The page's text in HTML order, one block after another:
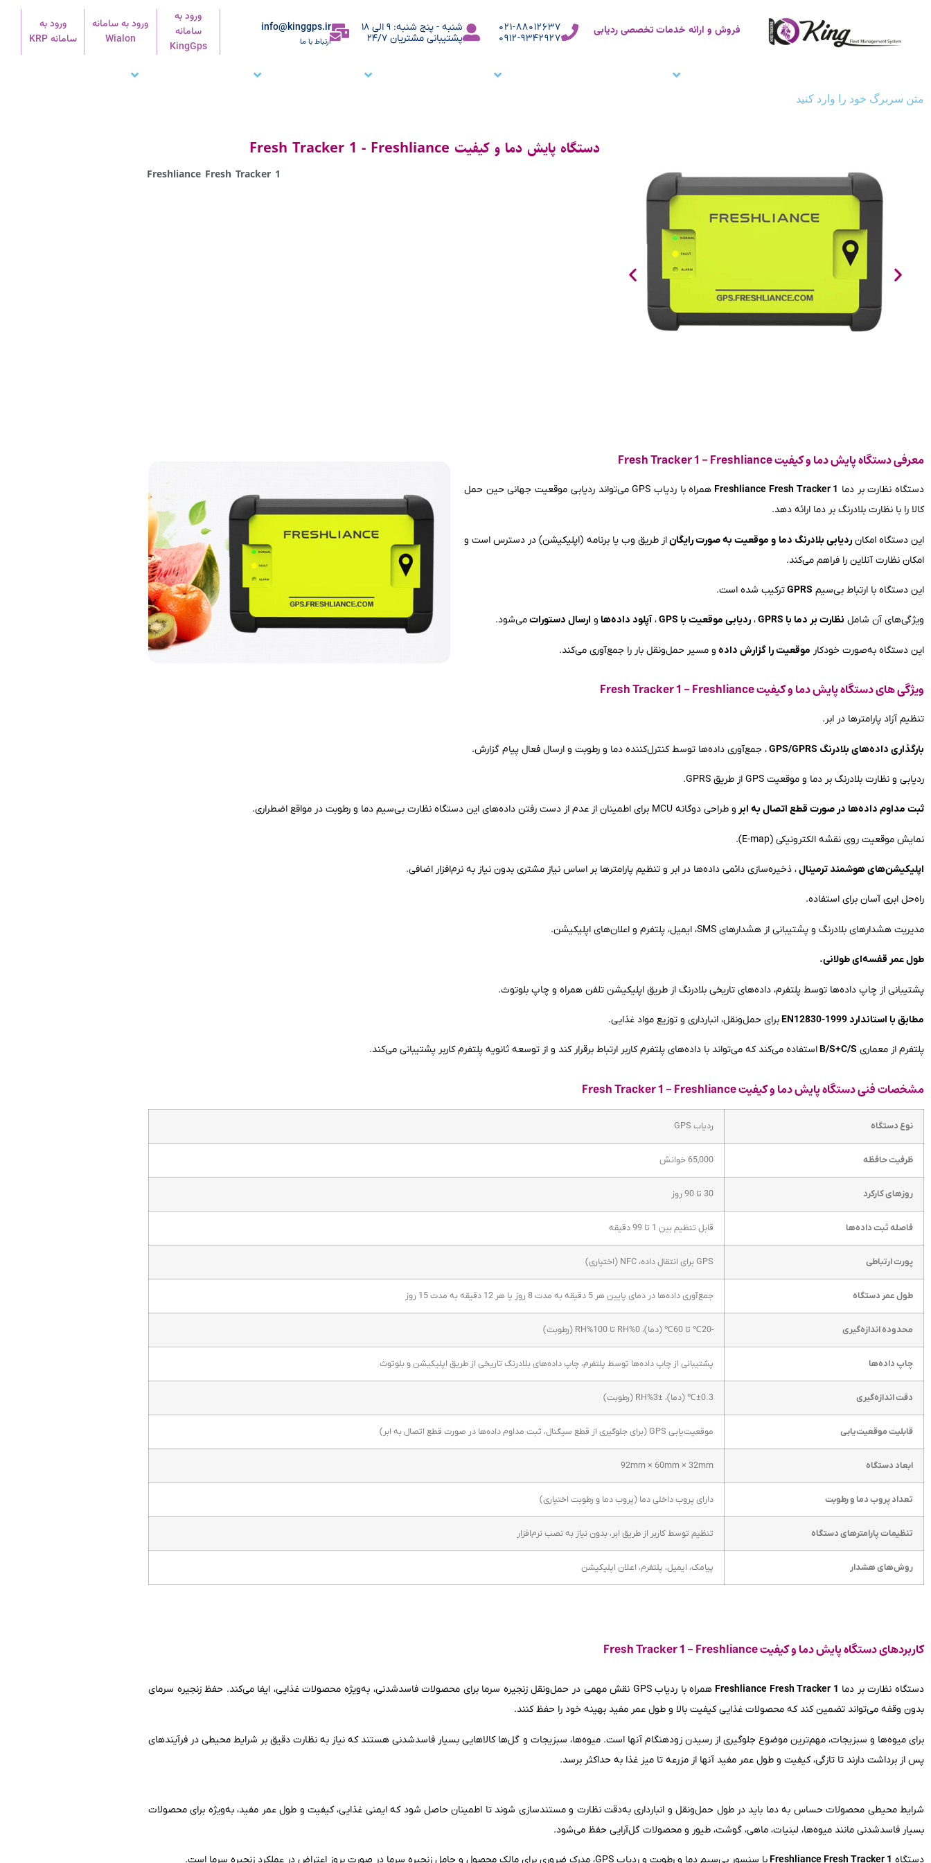
فروش و ارائه خدمات تخصصی ردیابی
021-88012637
0912-9342927
شنبه - پنج شنبه: 9 الی 18
پشتیبانی مشتریان 24/7
info@kinggps.ir
ارتباط با ما
ورود به
سامانه
KingGps
ورود به سامانه
Wialon
ورود به
سامانه KRP
متن سربرگ خود را وارد کنید
دستگاه پایش دما و کیفیت Fresh Tracker 1 - Freshliance
Freshliance Fresh Tracker 1
معرفی دستگاه پایش دما و کیفیت Fresh Tracker 1 - Freshliance
دستگاه نظارت بر دما Freshliance Fresh Tracker 1
همراه با ردیاب GPS می‌تواند ردیابی موقعیت جهانی حین حمل
کالا را با نظارت بلادرنگ بر دما ارائه دهد.
این دستگاه امکانردیابی بلادرنگ دما و موقعیت به صورت رایگاناز طریق وب یا برنامه (اپلیکیشن) در دسترس است و
امکان نظارت آنلاین را فراهم می‌کند.
این دستگاه با ارتباط بی‌سیم GPRSترکیب شده است.
ویژگی‌های آن شامل نظارت بر دما با GPRS ، ردیابی موقعیت با GPS ،آپلود داده‌ها و ارسال دستوراتمی‌شود.
این دستگاه به‌صورت خودکار موقعیت را گزارش داده و مسیر حمل‌ونقل بار را جمع‌آوری می‌کند.
ویژگی های دستگاه پایش دما و کیفیت Fresh Tracker 1 - Freshliance
تنظیم آزاد پارامترها در ابر.
بارگذاری داده‌های بلادرنگ GPS/GPRS ، جمع‌آوری داده‌ها توسط کنترل‌کننده دما و رطوبت و ارسال فعال پیام گزارش.
ردیابی و نظارت بلادرنگ بر دما و موقعیت GPS از طریق GPRS.
ثبت مداوم داده‌ها در صورت قطع اتصال به ابر و طراحی دوگانه MCU برای اطمینان از عدم از دست رفتن داده‌های این دستگاه نظارت بی‌سیم دما و رطوبت در مواقع اضطراری.
نمایش موقعیت روی نقشه الکترونیکی (E-map).
اپلیکیشن‌های هوشمند ترمینال، ذخیره‌سازی دائمی داده‌ها در ابر و تنظیم پارامترها بر اساس نیاز مشتری بدون نیاز به نرم‌افزار اضافی.
راه‌حل ابری آسان برای استفاده.
مدیریت هشدارهای بلادرنگ و پشتیبانی از هشدارهای SMS، ایمیل، پلتفرم و اعلان‌های اپلیکیشن.
طول عمر قفسه‌ای طولانی.
پشتیبانی از چاپ داده‌ها توسط پلتفرم، داده‌های تاریخی بلادرنگ از طریق اپلیکیشن تلفن همراه و چاپ بلوتوث.
مطابق با استاندارد EN12830-1999 برای حمل‌ونقل، انبارداری و توزیع مواد غذایی.
پلتفرم از معماری B/S+C/S استفاده می‌کند که می‌تواند با داده‌های پلتفرم کاربر ارتباط برقرار کند و از توسعه ثانویه پلتفرم کاربر پشتیبانی می‌کند.
مشخصات فنی دستگاه پایش دما و کیفیت Fresh Tracker 1 - Freshliance
نوع دستگاه ردیاب GPS
ظرفیت حافظه 65,000 خوانش
روزهای کارکرد 30 تا 90 روز
فاصله ثبت داده‌ها قابل تنظیم بین 1 تا 99 دقیقه
پورت ارتباطی GPS برای انتقال داده، NFC (اختیاری)
طول عمر دستگاه جمع‌آوری داده‌ها در دمای پایین هر 5 دقیقه به مدت 8 روز یا هر 12 دقیقه به مدت 15 روز
محدوده اندازه‌گیری -20℃ تا 60℃ (دما)، 0%RH تا 100%RH (رطوبت)
چاپ داده‌ها پشتیبانی از چاپ داده‌ها توسط پلتفرم، چاپ داده‌های بلادرنگ تاریخی از طریق اپلیکیشن و بلوتوث
دقت اندازه‌گیری ±0.3℃ (دما)، ±3%RH (رطوبت)
قابلیت موقعیت‌یابی موقعیت‌یابی GPS (برای جلوگیری از قطع سیگنال، ثبت مداوم داده‌ها در صورت قطع اتصال به ابر)
ابعاد دستگاه 92mm × 60mm × 32mm
تعداد پروب دما و رطوبت دارای پروب داخلی دما (پروب دما و رطوبت اختیاری)
تنظیمات پارامترهای دستگاه تنظیم توسط کاربر از طریق ابر، بدون نیاز به نصب نرم‌افزار
روش‌های هشدار پیامک، ایمیل، پلتفرم، اعلان اپلیکیشن
کاربردهای دستگاه پایش دما و کیفیت Fresh Tracker 1 - Freshliance
دستگاه نظارت بر دما Freshliance Fresh Tracker 1
همراه با ردیاب GPS نقش مهمی در حمل‌ونقل زنجیره سرما برای محصولات فاسدشدنی، به‌ویژه محصولات غذایی، ایفا می‌کند. حفظ زنجیره سرمای
بدون وقفه می‌تواند تضمین کند که محصولات غذایی کیفیت بالا و طول عمر مفید بهینه خود را حفظ کنند.
برای میوه‌ها و سبزیجات، مهم‌ترین موضوع جلوگیری از رسیدن زودهنگام آنها است. میوه‌ها، سبزیجات و گل‌ها کالاهایی بسیار فاسدشدنی هستند که نیاز به نظارت دقیق بر شرایط محیطی در فرآیندهای
پس از برداشت دارند تا تازگی، کیفیت و طول عمر مفید آنها از مزرعه تا میز غذا به حداکثر برسد.
شرایط محیطی محصولات حساس به دما باید در طول حمل‌ونقل و انبارداری به‌دقت نظارت و مستندسازی شوند تا اطمینان حاصل شود که ایمنی غذایی، کیفیت و طول عمر مفید، به‌ویژه برای محصولات
بسیار فاسدشدنی مانند میوه‌ها، لبنیات، ماهی، گوشت، طیور و محصولات گل‌آرایی حفظ می‌شود.
دستگاه Freshliance Fresh Tracker 1 با سنسور بی‌سیم دما و رطوبت و ردیاب GPS، مدرک ضروری برای مالک محصول و حامل زنجیره سرما در صورت بروز اعتراض در عملکرد زنجیره سرما است.